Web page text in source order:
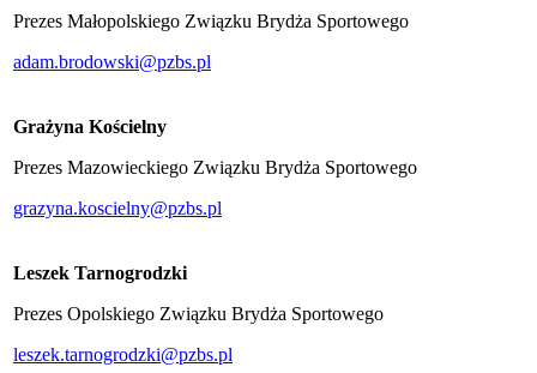
Prezes Małopolskiego Związku Brydża Sportowego
adam.brodowski@pzbs.pl
Grażyna Kościelny
Prezes Mazowieckiego Związku Brydża Sportowego
grazyna.koscielny@pzbs.pl
Leszek Tarnogrodzki
Prezes Opolskiego Związku Brydża Sportowego
leszek.tarnogrodzki@pzbs.pl